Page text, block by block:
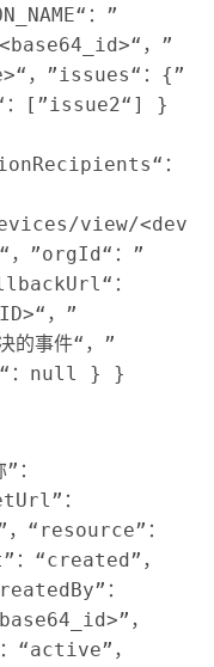
：”
，”
，”issues“：{”
“：[”issue2“] }
：
view/<dev
”orgId“：”
：
，”
的事件“，”
：null } }
：
：
“resource”：
“created”，
：
，
“active”，